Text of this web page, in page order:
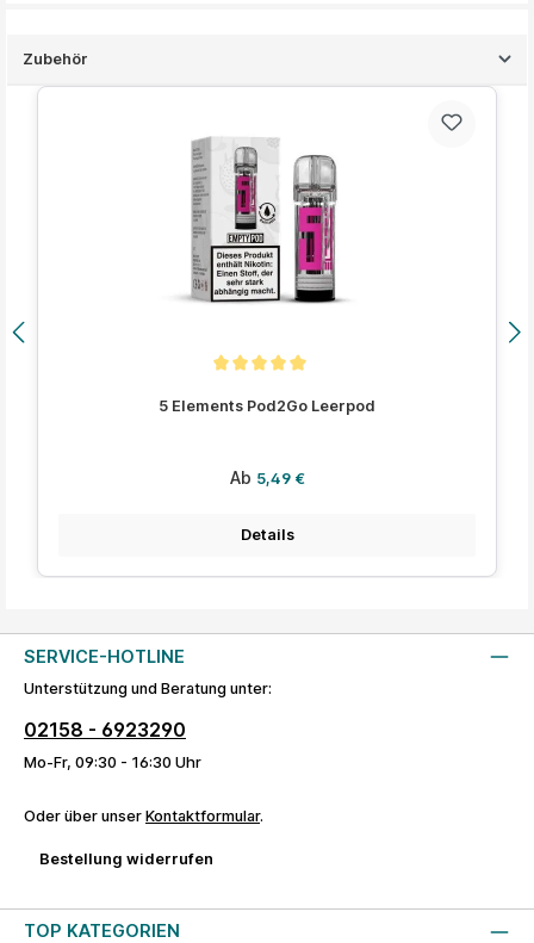
Zubehör
Produktgalerie überspringen
5 Elements Pod2Go Leerpod
Regulärer Preis:
Ab 5,49 €
Details
SERVICE-HOTLINE
Unterstützung und Beratung unter:
02158 - 6923290
Mo-Fr, 09:30 - 16:30 Uhr
Oder über unser Kontaktformular.
Bestellung widerrufen
TOP KATEGORIEN